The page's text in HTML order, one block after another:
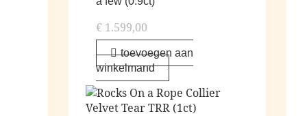
€ 1.599,00
toevoegen aan
winkelmand